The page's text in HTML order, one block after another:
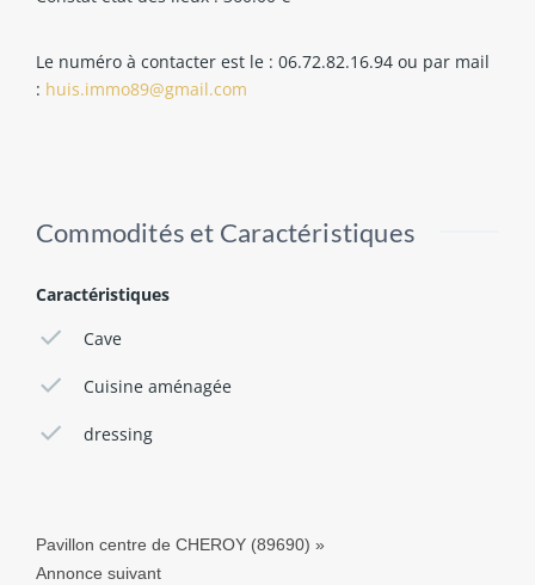
Le numéro à contacter est le : 06.72.82.16.94 ou par mail
: huis.immo89@gmail.com
Commodités et Caractéristiques
Caractéristiques
Cave
Cuisine aménagée
dressing
Pavillon centre de CHEROY (89690) »
Annonce suivant